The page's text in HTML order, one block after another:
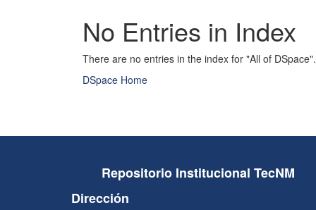
No Entries in Index
There are no entries in the index for "All of DSpace".
DSpace Home
Repositorio Institucional TecNM
Dirección